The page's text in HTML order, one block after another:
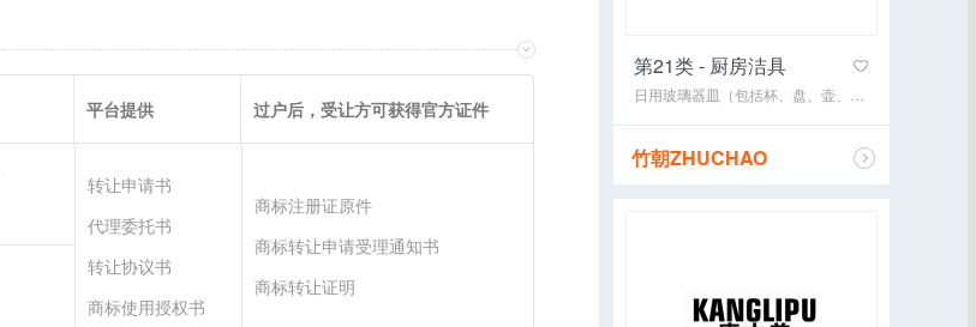
平台提供 过户后，受让方可获得官方证件
转让申请书
代理委托书
转让协议书
商标使用授权书
商标注册证原件
商标转让申请受理通知书
商标转让证明
第21类 - 厨房洁具
竹朝ZHUCHAO